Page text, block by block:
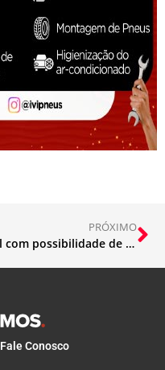
PRÓXIMO
Sol com possibilidade de chuva fraca
Fale Conosco